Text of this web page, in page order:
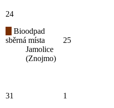
24
Bioodpad
sběrná místa
Jamolice
(Znojmo)
25
31
1